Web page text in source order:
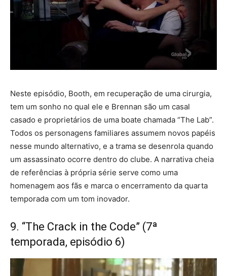
Neste episódio, Booth, em recuperação de uma cirurgia,
tem um sonho no qual ele e Brennan são um casal
casado e proprietários de uma boate chamada “The Lab”.
Todos os personagens familiares assumem novos papéis
nesse mundo alternativo, e a trama se desenrola quando
um assassinato ocorre dentro do clube. A narrativa cheia
de referências à própria série serve como uma
homenagem aos fãs e marca o encerramento da quarta
temporada com um tom inovador.
9. “The Crack in the Code” (7ª
temporada, episódio 6)